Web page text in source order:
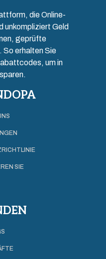
die Online-
unkompliziert Geld
geprüfte
erhalten Sie
um in
SIE